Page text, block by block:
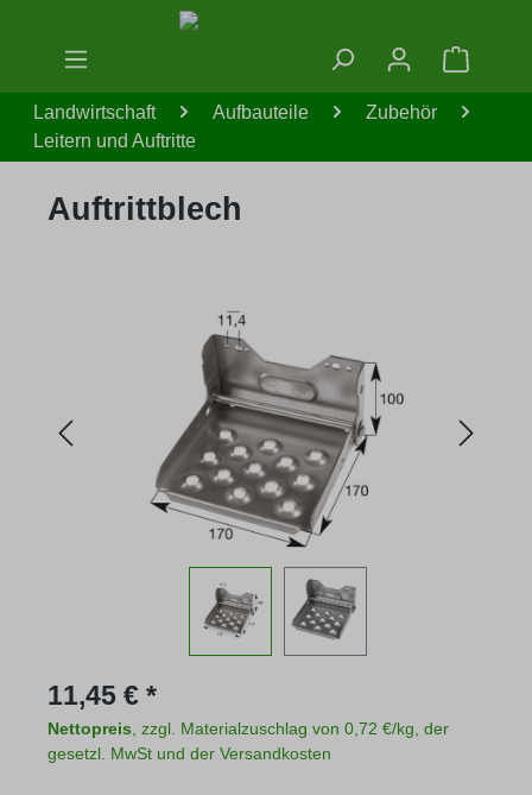
Zum Hauptinhalt springen
Landwirtschaft Aufbauteile
Zubehör
Leitern und Auftritte
Auftrittblech
Bildergalerie überspringen
Regulärer Preis:
11,45 € *
Nettopreis , zzgl. Materialzuschlag von 0,72 €/kg, der
gesetzl. MwSt und der Versandkosten